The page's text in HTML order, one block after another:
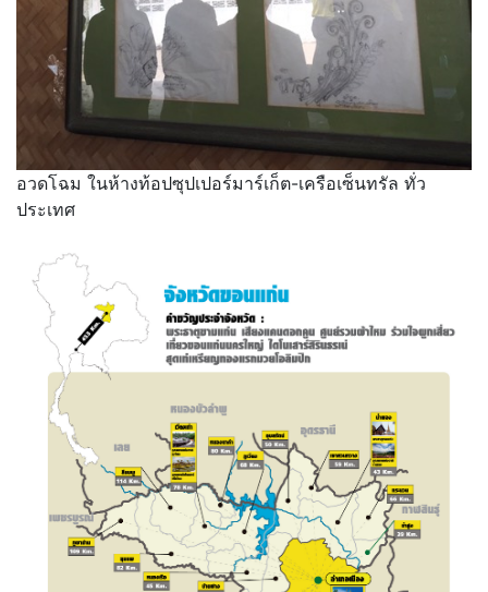
อวดโฉม ในห้างท้อปซุปเปอร์มาร์เก็ต-เครือเซ็นทรัล ทั่ว
ประเทศ